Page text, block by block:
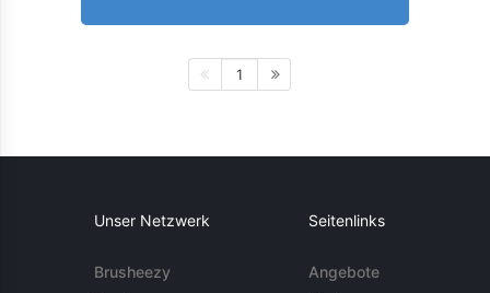
1
Unser Netzwerk
Brusheezy
Seitenlinks
Angebote